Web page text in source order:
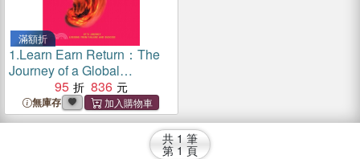
滿額折
1.Learn Earn Return：The
Journey of a Global
Entrepreneur
95 836
無庫存
共 1 筆
第 1 頁